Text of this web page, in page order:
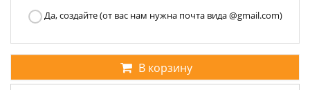
Да, создайте (от вас нам нужна почта вида @gmail.com)
В корзину